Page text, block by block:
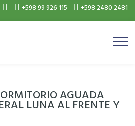
+598 99 926 115 +598 2480 2481
AGUADA
LUNA AL FRENTE Y